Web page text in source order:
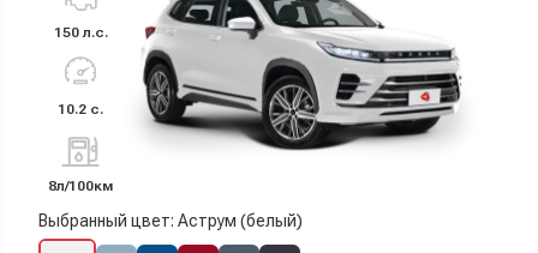
150 л.с.
10.2 с.
8л/100км
Выбранный цвет: Аструм (белый)